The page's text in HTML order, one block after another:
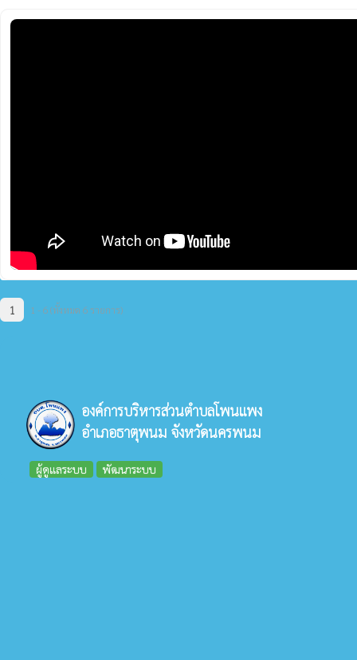
1 1 - 6 (ทั้งหมด 6 รายการ)
องค์การบริหารส่วนตำบลโพนแพง
อำเภอธาตุพนม จังหวัดนครพนม
ผู้ดูแลระบบ พัฒนาระบบ